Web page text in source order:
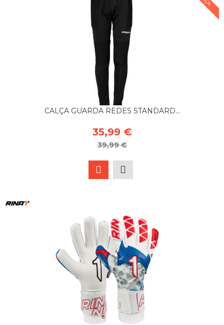
CALÇA GUARDA REDES STANDARD...
35,99 €
39,99 €